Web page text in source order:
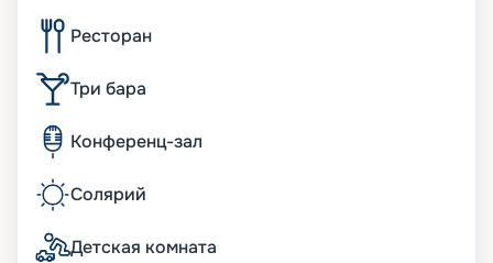
Ресторан
Три бара
Конференц-зал
Солярий
Детская комната